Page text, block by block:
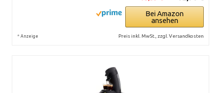
Bei Amazon
ansehen
* Anzeige Preis inkl. MwSt., zzgl. Versandkosten